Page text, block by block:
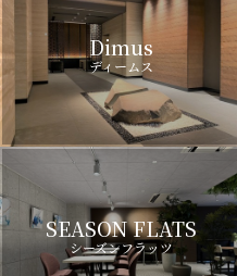
Dimus
ディームス
SEASON FLATS
シーズンフラッツ